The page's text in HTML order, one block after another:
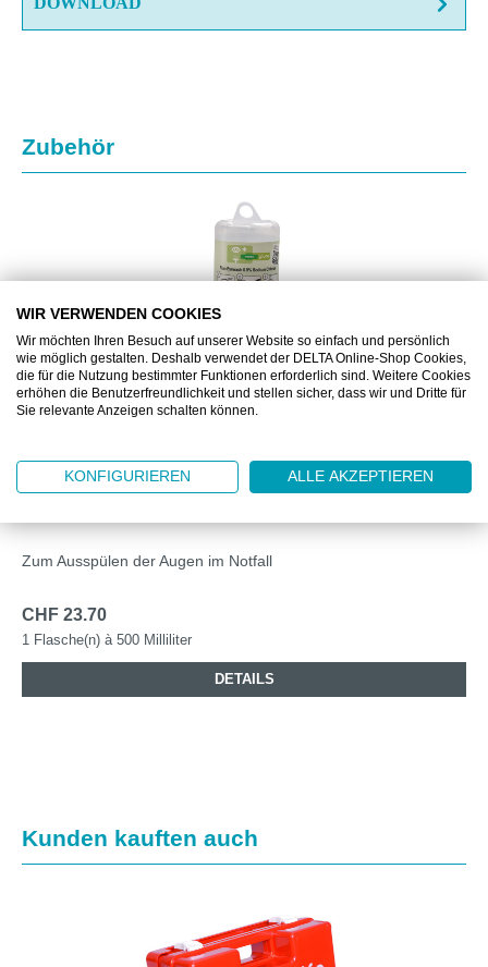
Produktgalerie überspringen
Zubehör
PLM4604
PLUM AUGENSPÜLFLASCHE NACL 500 ML
Zum Ausspülen der Augen im Notfall
CHF 23.70
1 Flasche(n) à 500 Milliliter
DETAILS
Produktgalerie überspringen
Kunden kauften auch
WIR VERWENDEN COOKIES
Wir möchten Ihren Besuch auf unserer Website so einfach und persönlich
wie möglich gestalten. Deshalb verwendet der DELTA Online-Shop Cookies,
die für die Nutzung bestimmter Funktionen erforderlich sind. Weitere Cookies
erhöhen die Benutzerfreundlichkeit und stellen sicher, dass wir und Dritte für
Sie relevante Anzeigen schalten können.
KONFIGURIEREN ALLE AKZEPTIEREN